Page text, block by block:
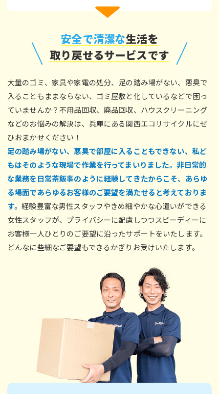
安全で清潔な生活を
取り戻せるサービスです
大量のゴミ、家具や家電の処分、足の踏み場がない、悪臭で
入ることもままならない、ゴミ屋敷と化しているなどで困っ
ていませんか？不用品回収、廃品回収、ハウスクリーニング
などのお悩みの解決は、兵庫にある関西エコリサイクルにぜ
ひおまかせください！
足の踏み場がない、悪臭で部屋に入ることもできない、私ど
もはそのような現場で作業を行ってまいりました。非日常的
な業務を日常茶飯事のように経験してきたからこそ、あらゆ
る場面であらゆるお客様のご要望を満たせると考えておりま
す。経験豊富な男性スタッフやきめ細やかな心遣いができる
女性スタッフが、プライバシーに配慮しつつスピーディーに
お客様一人ひとりのご要望に沿ったサポートをいたします。
どんなに些細なご要望もできるかぎりお受けいたします。